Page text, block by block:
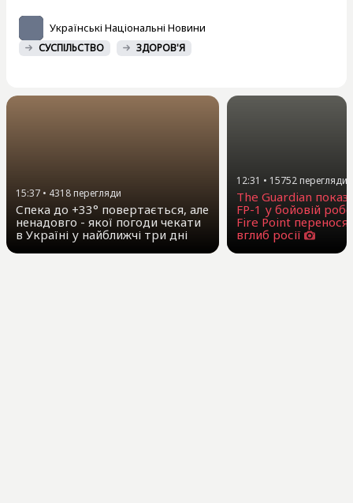
Українські Національні Новини
СУСПІЛЬСТВО ЗДОРОВ'Я
15:37 • 4318перегляди
Спека до +33° повертається, але
ненадовго - якої погоди чекати
в Україні у найближчі три дні
12:31 • 15752перегляди
The Guardian
FP-1 у бойовій
Fire Point
вглиб росії